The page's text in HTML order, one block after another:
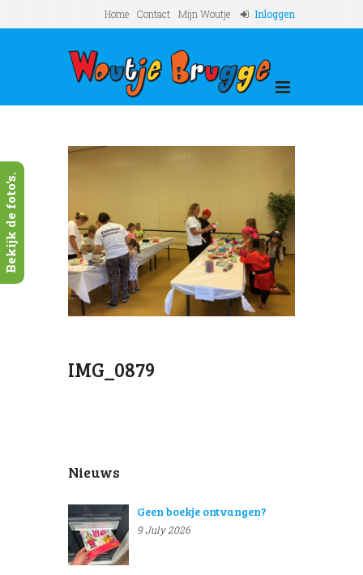
Home Contact Mijn Woutje Inloggen
IMG_0879
Nieuws
Geen boekje ontvangen?
9 July 2026
Bekijk de foto's.